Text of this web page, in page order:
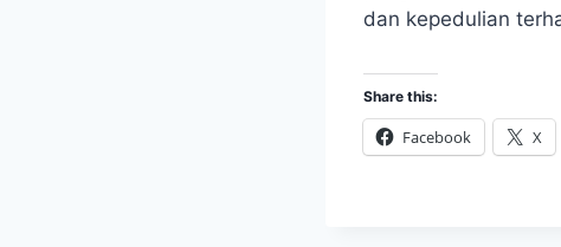
dan kepedulian
Share this:
Facebook X